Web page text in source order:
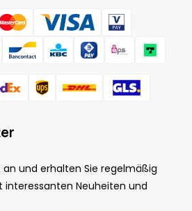
an und erhalten Sie regelmäßig
interessanten Neuheiten und